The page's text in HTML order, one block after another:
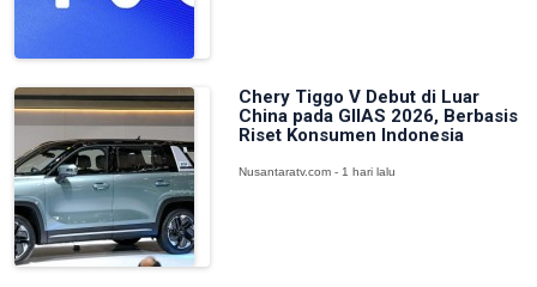
Chery Tiggo V Debut di Luar
China pada GIIAS 2026, Berbasis
Riset Konsumen Indonesia
Nusantaratv.com - 1 hari lalu